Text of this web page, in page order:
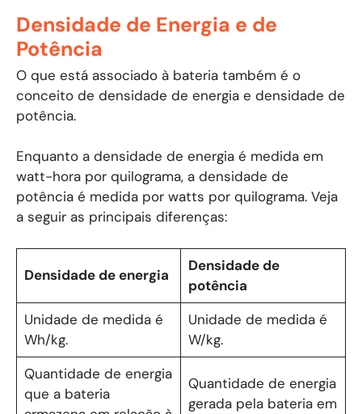
Densidade de Energia e de
Potência
O que está associado à bateria também é o
conceito de densidade de energia e densidade de
potência.
Enquanto a densidade de energia é medida em
watt-hora por quilograma, a densidade de
potência é medida por watts por quilograma. Veja
a seguir as principais diferenças:
Densidade de energia
Densidade de
potência
Unidade de medida é
Wh/kg.
Unidade de medida é
W/kg.
Quantidade de energia
que a bateria
Quantidade de energia
gerada pela bateria em